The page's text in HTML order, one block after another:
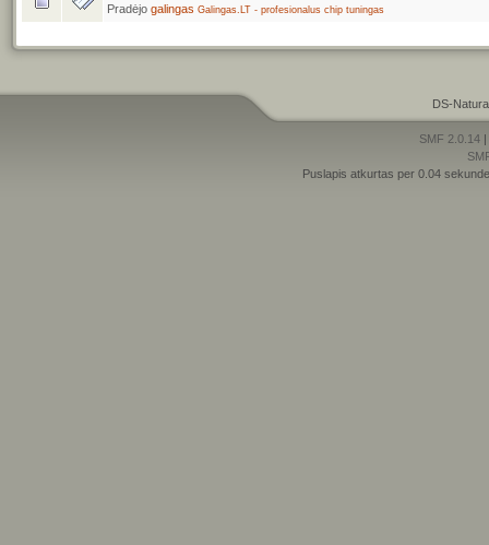
Pradėjo galingas Galingas.LT - profesionalus chip tuningas
DS-
SMF 2.0.14|
Puslapis atkurtas per 0.04